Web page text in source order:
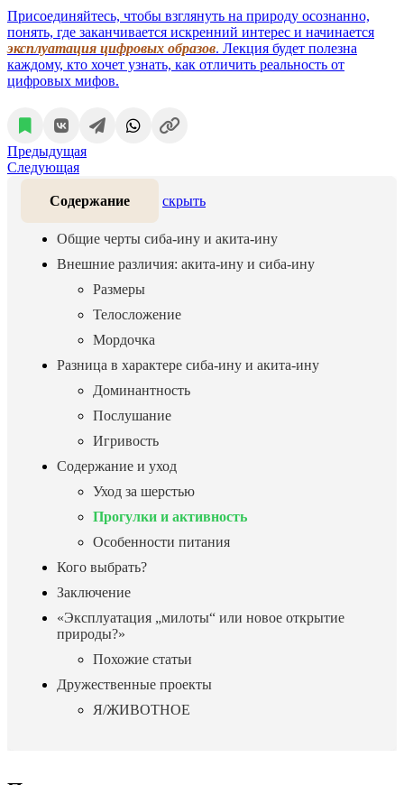
Присоединяйтесь, чтобы взглянуть на природу осознанно,
понять, где заканчивается искренний интерес и начинается
эксплуатация цифровых образов. Лекция будет полезна
каждому, кто хочет узнать, как отличить реальность от
цифровых мифов.
Предыдущая
Следующая
Содержание скрыть
Общие черты сиба-ину и акита-ину
Внешние различия: акита-ину и сиба-ину
Размеры
Телосложение
Мордочка
Разница в характере сиба-ину и акита-ину
Доминантность
Послушание
Игривость
Содержание и уход
Уход за шерстью
Прогулки и активность
Особенности питания
Кого выбрать?
Заключение
«Эксплуатация „милоты“ или новое открытие
природы?»
Похожие статьи
Дружественные проекты
Я/ЖИВОТНОЕ